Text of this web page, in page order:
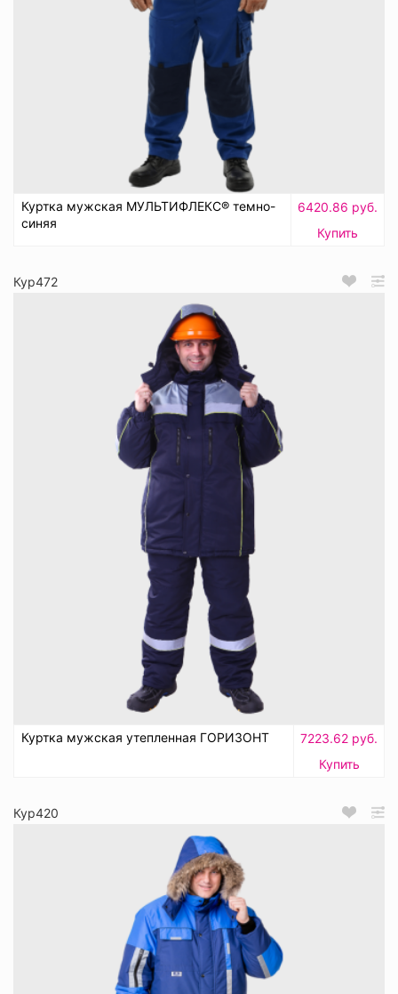
Куртка мужская МУЛЬТИФЛЕКС® темно-
синяя
6420.86 руб.
Купить
Кур472
Куртка мужская утепленная ГОРИЗОНТ
7223.62 руб.
Купить
Кур420